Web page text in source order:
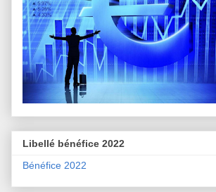
Libellé bénéfice 2022
Bénéfice 2022